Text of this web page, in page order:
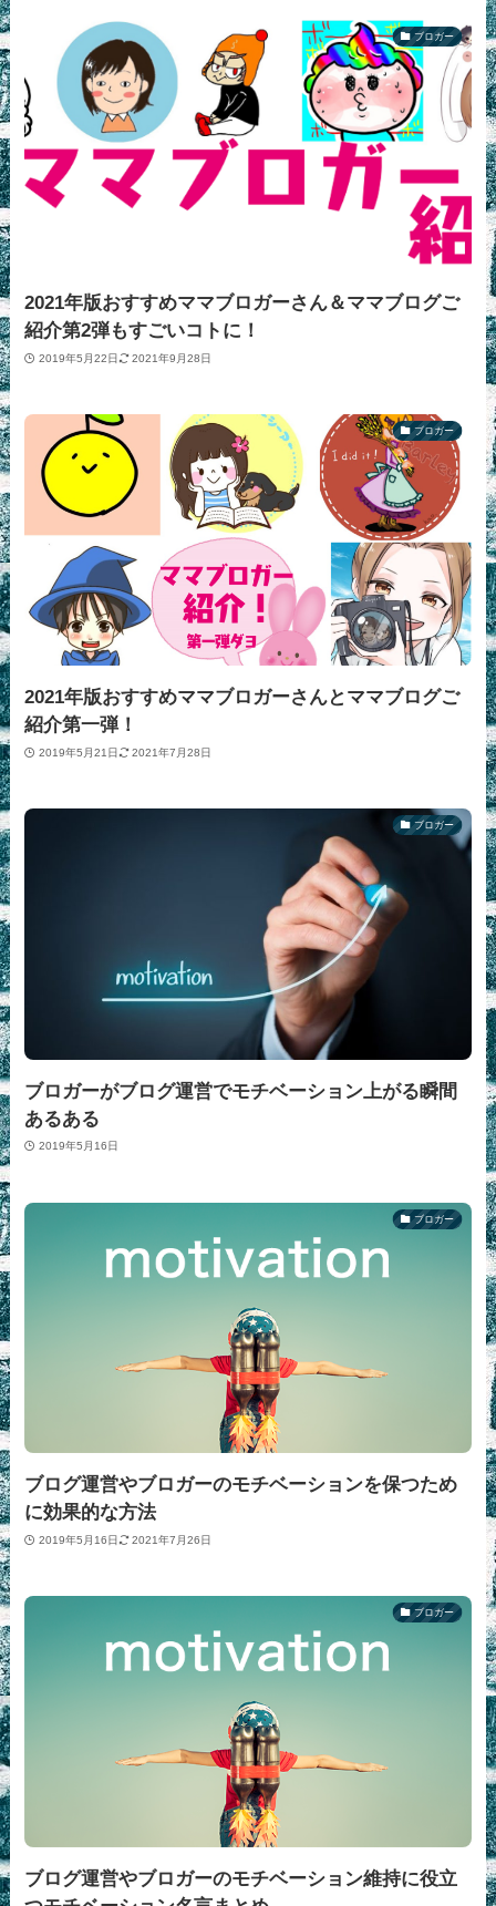
ブロガー
2021年版おすすめママブロガーさん＆ママブログご
紹介第2弾もすごいコトに！
2019年5月22日 2021年9月28日
ブロガー
2021年版おすすめママブロガーさんとママブログご
紹介第一弾！
2019年5月21日 2021年7月28日
ブロガー
ブロガーがブログ運営でモチベーション上がる瞬間
あるある
2019年5月16日
ブロガー
ブログ運営やブロガーのモチベーションを保つため
に効果的な方法
2019年5月16日 2021年7月26日
ブロガー
ブログ運営やブロガーのモチベーション維持に役立